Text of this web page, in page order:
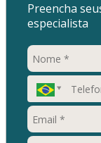
Preencha
especialista
Buscar
país